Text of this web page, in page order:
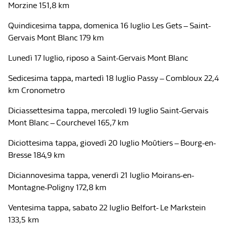
Morzine 151,8 km
Quindicesima tappa, domenica 16 luglio Les Gets – Saint-
Gervais Mont Blanc 179 km
Lunedì 17 luglio, riposo a Saint-Gervais Mont Blanc
Sedicesima tappa, martedì 18 luglio Passy – Combloux 22,4
km Cronometro
Diciassettesima tappa, mercoledì 19 luglio Saint-Gervais
Mont Blanc – Courchevel 165,7 km
Diciottesima tappa, giovedì 20 luglio Moûtiers – Bourg-en-
Bresse 184,9 km
Diciannovesima tappa, venerdì 21 luglio Moirans-en-
Montagne-Poligny 172,8 km
Ventesima tappa, sabato 22 luglio Belfort- Le Markstein
133,5 km